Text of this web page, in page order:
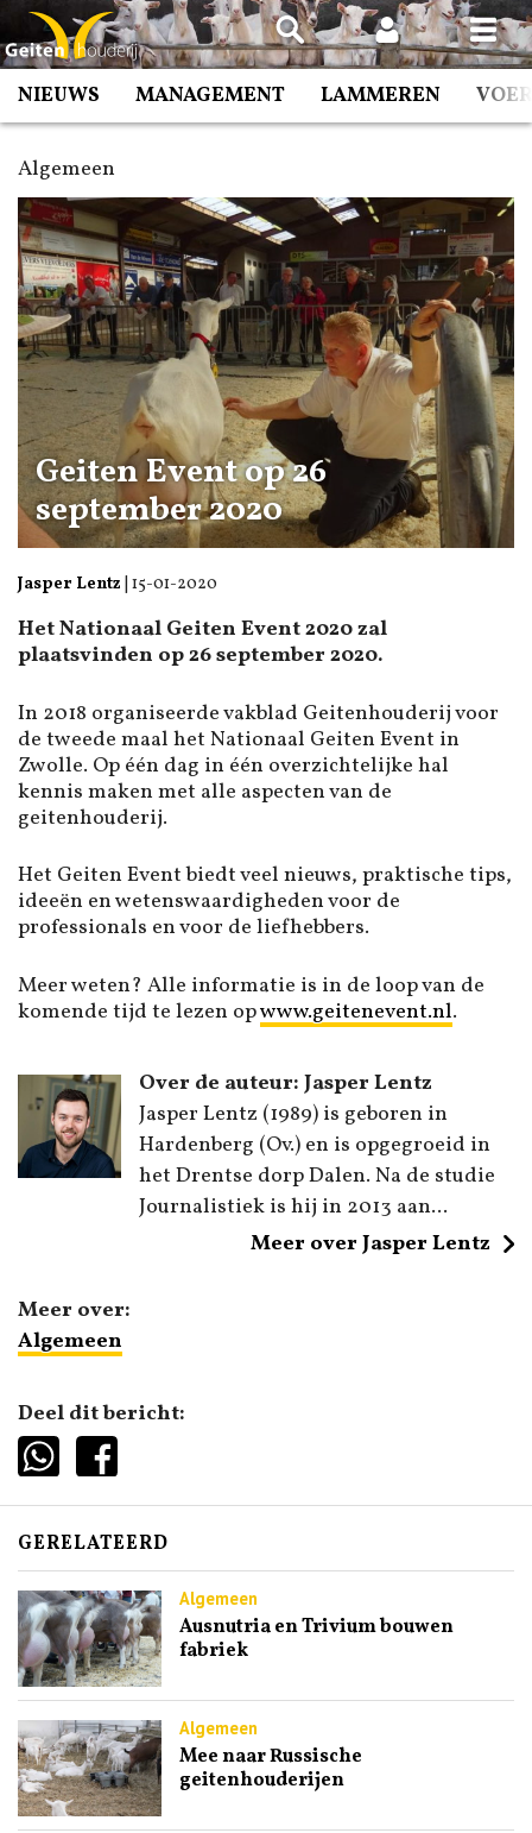
Spring
naar
inhoud
NIEUWS MANAGEMENT LAMMEREN
Algemeen
Geiten Event op 26
september 2020
Jasper Lentz 15-01-2020
Het Nationaal Geiten Event 2020 zal
plaatsvinden op 26 september 2020.
In 2018 organiseerde vakblad Geitenhouderij voor
de tweede maal het Nationaal Geiten Event in
Zwolle. Op één dag in één overzichtelijke hal
kennis maken met alle aspecten van de
geitenhouderij.
Het Geiten Event biedt veel nieuws, praktische tips,
ideeën en wetenswaardigheden voor de
professionals en voor de liefhebbers.
Meer weten? Alle informatie is in de loop van de
komende tijd te lezen opwww.geitenevent.nl.
Over de auteur: Jasper Lentz
Jasper Lentz (1989) is geboren in
Hardenberg (Ov.) en is opgegroeid in
het Drentse dorp Dalen. Na de studie
Journalistiek is hij in 2013 aan...
Meer over Jasper Lentz
Meer over:
Algemeen
Deel dit bericht:
GERELATEERD
Algemeen
Ausnutria en Trivium bouwen
fabriek
Algemeen
Mee naar Russische
geitenhouderijen